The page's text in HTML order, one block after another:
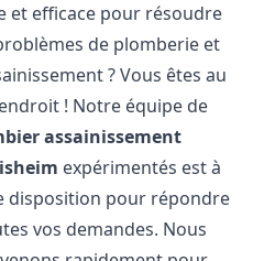
et efficace pour résoudre
de plomberie et
? Vous êtes au
! Notre équipe de
assainissement
expérimentés est à
disposition pour répondre
vos demandes. Nous